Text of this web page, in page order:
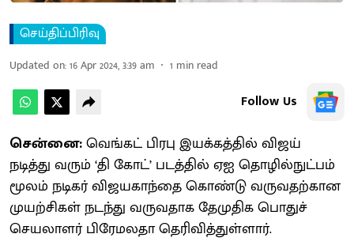
செய்திப்பிரிவு
Updated on:16 Apr 2024, 3:39 am 1 min read
Follow Us
சென்னை:வெங்கட் பிரபு இயக்கத்தில் விஜய்
நடித்து வரும் ‘தி கோட்’ படத்தில் ஏஐ தொழில்நுட்பம்
மூலம் நடிகர் விஜயகாந்தை கொண்டு வருவதற்கான
முயற்சிகள் நடந்து வருவதாக தேமுதிக பொதுச்
செயலாளர் பிரேமலதா தெரிவித்துள்ளார்.